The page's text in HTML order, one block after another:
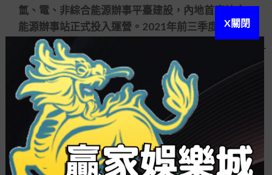
氫、電、非綜合能源辦事平臺建設，內地首座綜合
能源辦事站正式投入運營。2021年前三季度，中國
石油內地販售汽油、火油、柴油8410
贏家娛樂
APP6萬噸，同比增長81。販售業務實現經營利潤
8776億元，同比提升13712億元。
中國石化方面，匯報期內，中國石化加大新區
新領域危害探查，在塔里木盆地、四川盆地、鄂爾
多斯盆地贏得一批油氣新發明。同時，渤海灣、四
川和蘇北盆地陸相頁巖油探查贏得重大衝破。在開
闢方面，加大自然氣、原油焦點項目建產上產力
X關閉